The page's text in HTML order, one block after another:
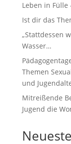
Leben in Fülle
Ist dir das
„Stattdessen
Wasser…
Themen
und
Mitreißende
Jugend die